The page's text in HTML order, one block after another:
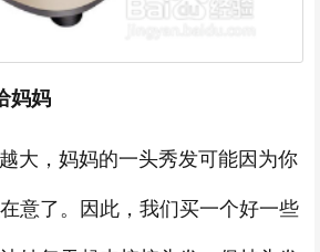
妈妈
，妈妈的一头秀发可能因为你
意了。因此，我们买一个好一些